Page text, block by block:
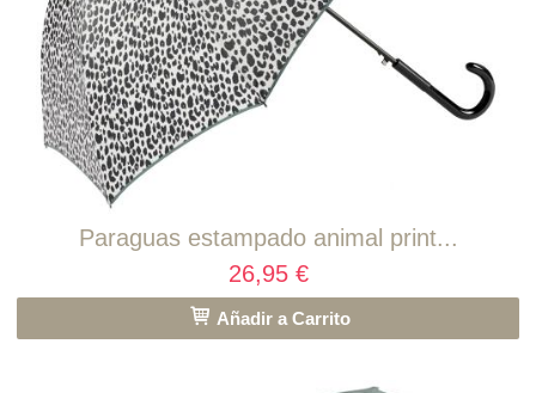
Paraguas estampado animal print...
26,95 €
Añadir a Carrito